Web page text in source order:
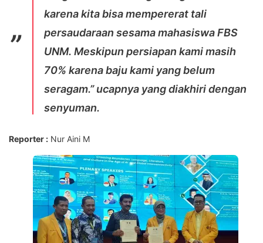
karena kita bisa mempererat tali
persaudaraan sesama mahasiswa FBS
UNM. Meskipun persiapan kami masih
70% karena baju kami yang belum
seragam.” ucapnya yang diakhiri dengan
senyuman.
Reporter : Nur Aini M